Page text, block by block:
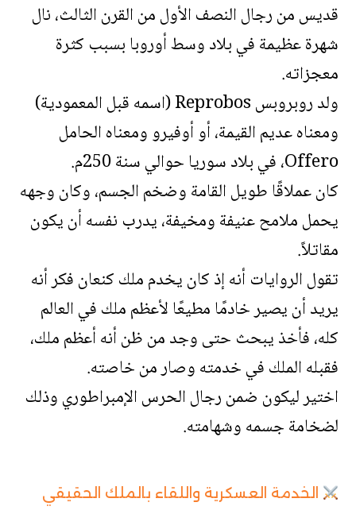
قديس من رجال النصف الأول من القرن الثالث، نال
شهرة عظيمة في بلاد وسط أوروبا بسبب كثرة
معجزاته.
ولد روبروبس Reprobos (اسمه قبل المعمودية)
ومعناه عديم القيمة، أو أوفيرو ومعناه الحامل
Offero، في بلاد سوريا حوالي سنة 250م.
كان عملاقًا طويل القامة وضخم الجسم، وكان وجهه
يحمل ملامح عنيفة ومخيفة، يدرب نفسه أن يكون
مقاتلاً.
تقول الروايات أنه إذ كان يخدم ملك كنعان فكر أنه
يريد أن يصير خادمًا مطيعًا لأعظم ملك في العالم
كله، فأخذ يبحث حتى وجد من ظن أنه أعظم ملك،
فقبله الملك في خدمته وصار من خاصته.
اختير ليكون ضمن رجال الحرس الإمبراطوري وذلك
لضخامة جسمه وشهامته.
الخدمة العسكرية واللقاء بالملك الحقيقي